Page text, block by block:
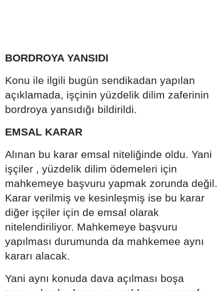
BORDROYA YANSIDI
Konu ile ilgili bugün sendikadan yapılan
açıklamada, işçinin yüzdelik dilim zaferinin
bordroya yansıdığı bildirildi.
EMSAL KARAR
Alınan bu karar emsal niteliğinde oldu. Yani
işçiler , yüzdelik dilim ödemeleri için
mahkemeye başvuru yapmak zorunda değil.
Karar verilmiş ve kesinleşmiş ise bu karar
diğer işçiler için de emsal olarak
nitelendiriliyor. Mahkemeye başvuru
yapılması durumunda da mahkemee aynı
kararı alacak.
Yani aynı konuda dava açılması boşa